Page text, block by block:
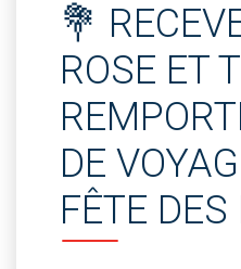
💐
ROSE ET
DE
FÊTE